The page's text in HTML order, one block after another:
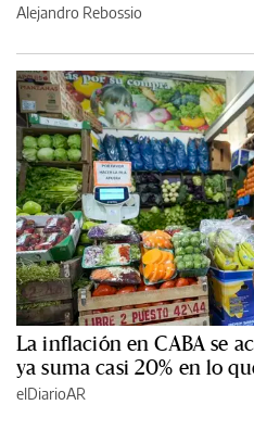
Alejandro Rebossio
La inflación en CABA se
ya suma casi 20% en lo
elDiarioAR